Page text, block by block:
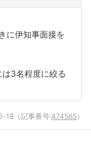
に伊知事面接を
3名程度に絞る
18 （記事番号:474565）